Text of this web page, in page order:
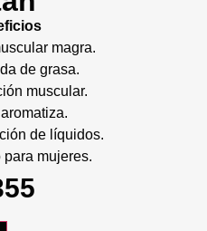
magra.
de grasa.
muscular.
de líquidos.
para mujeres.